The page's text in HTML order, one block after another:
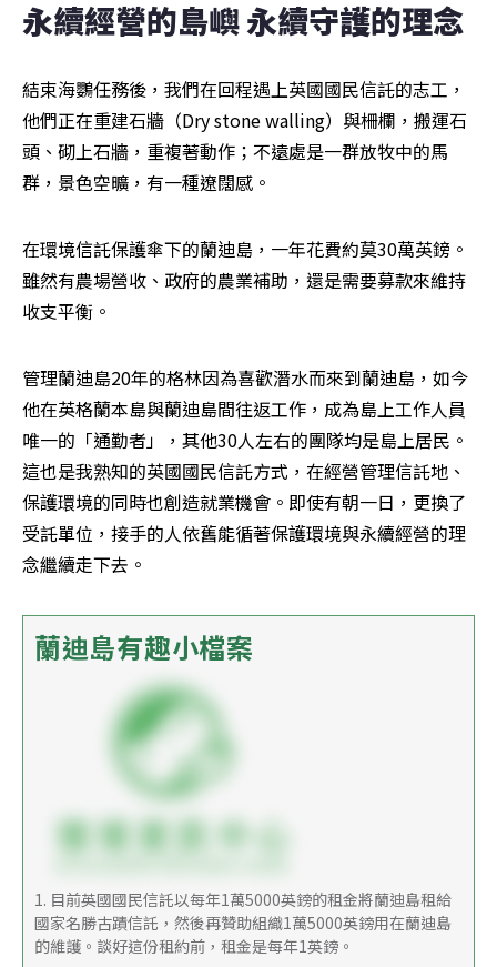
永續經營的島嶼 永續守護的理念
結束海鸚任務後，我們在回程遇上英國國民信託的志工，
他們正在重建石牆（Dry stone walling）與柵欄，搬運石
頭、砌上石牆，重複著動作；不遠處是一群放牧中的馬
群，景色空曠，有一種遼闊感。
在環境信託保護傘下的蘭迪島，一年花費約莫30萬英鎊。
雖然有農場營收、政府的農業補助，還是需要募款來維持
收支平衡。
管理蘭迪島20年的格林因為喜歡潛水而來到蘭迪島，如今
他在英格蘭本島與蘭迪島間往返工作，成為島上工作人員
唯一的「通勤者」，其他30人左右的團隊均是島上居民。
這也是我熟知的英國國民信託方式，在經營管理信託地、
保護環境的同時也創造就業機會。即使有朝一日，更換了
受託單位，接手的人依舊能循著保護環境與永續經營的理
念繼續走下去。
蘭迪島有趣小檔案
1. 目前英國國民信託以每年1萬5000英鎊的租金將蘭迪島租給
國家名勝古蹟信託，然後再贊助組織1萬5000英鎊用在蘭迪島
的維護。談好這份租約前，租金是每年1英鎊。